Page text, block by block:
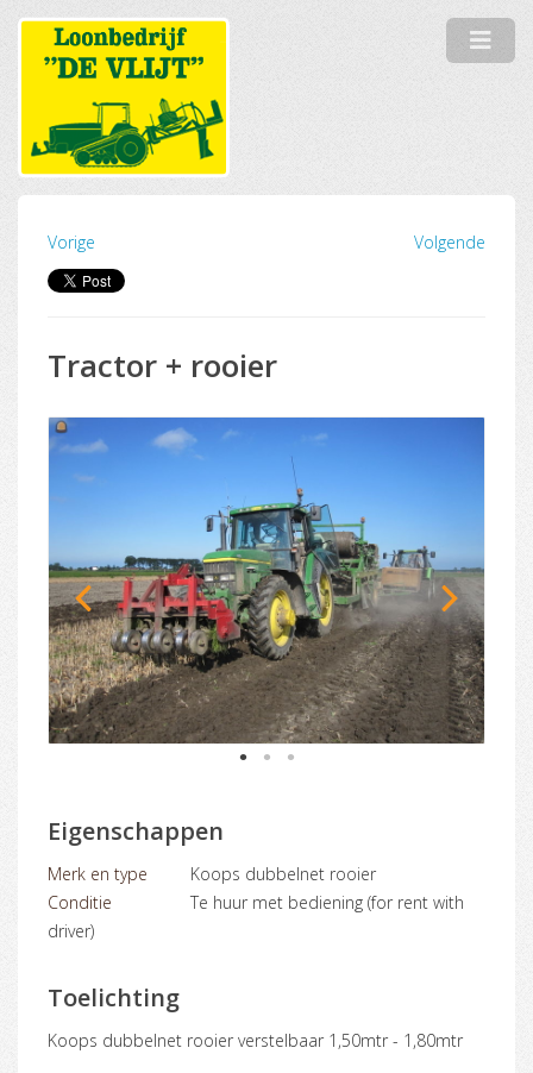
Vorige Volgende
Tractor + rooier
1 2 3
Eigenschappen
Merk en type
Koops dubbelnet rooier
Conditie
Te huur met bediening (for rent with
driver)
Toelichting
Koops dubbelnet rooier verstelbaar 1,50mtr - 1,80mtr